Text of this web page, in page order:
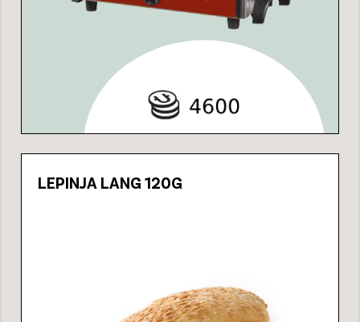
LEPINJA LANG 120G